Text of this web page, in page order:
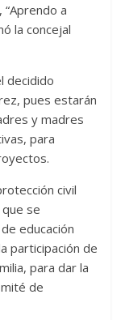
a
la concejal
decidido
pues estarán
y madres
para
civil
se
educación
participación de
para dar la
de